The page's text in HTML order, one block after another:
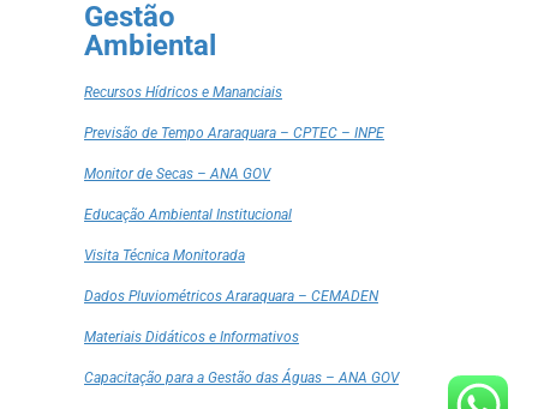
Gestão
Ambiental
Recursos Hídricos e Mananciais
Previsão de Tempo Araraquara – CPTEC – INPE
Monitor de Secas – ANA GOV
Educação Ambiental Institucional
Visita Técnica Monitorada
Dados Pluviométricos Araraquara – CEMADEN
Materiais Didáticos e Informativos
Capacitação para a Gestão das Águas – ANA GOV